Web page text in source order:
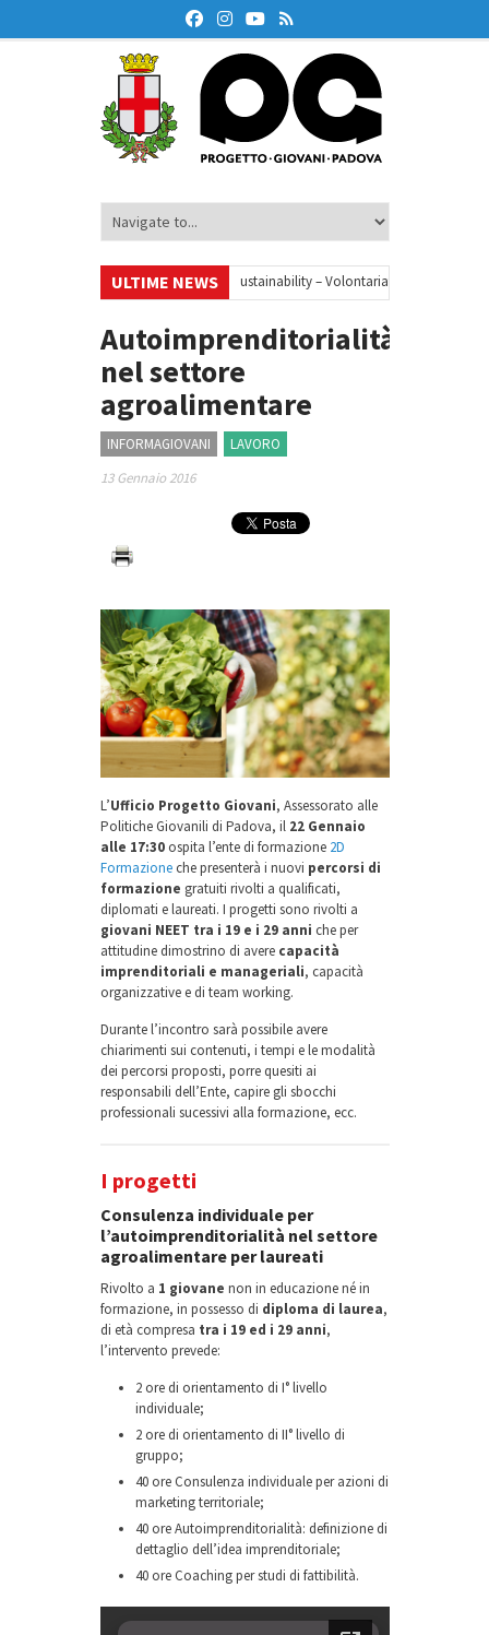
ULTIME NEWS
Your small steps towards sustainability – Volontariato europeo a Padova
finanziaria
• Oxford Debate Lab – Borse di studio 2026/27
Autoimprenditorialità
nel settore
agroalimentare
INFORMAGIOVANI
LAVORO
13 Gennaio 2016
L’Ufficio Progetto Giovani, Assessorato alle
Politiche Giovanili di Padova, il22 Gennaio
alle 17:30ospita l’ente di formazione 2D
Formazioneche presenterà i nuovi percorsi di
formazione gratuiti rivolti a qualificati,
diplomati e laureati. I progetti sono rivolti a
giovani NEET tra i 19 e i 29 anni che per
attitudine dimostrino di avere capacità
imprenditoriali e manageriali, capacità
organizzative e di team working.
Durante l’incontro sarà possibile avere
chiarimenti sui contenuti, i tempi e le modalità
dei percorsi proposti, porre quesiti ai
responsabili dell’Ente, capire gli sbocchi
professionali sucessivi alla formazione, ecc.
I progetti
Consulenza individuale per
l’autoimprenditorialità nel settore
agroalimentare per laureati
Rivolto a 1 giovane non in educazione né in
formazione, in possesso di diploma di laurea,
di età compresa tra i 19 ed i 29 anni,
l’intervento prevede:
2 ore di orientamento di I° livello
individuale;
2 ore di orientamento di II° livello di
gruppo;
40 ore Consulenza individuale per azioni di
marketing territoriale;
40 ore Autoimprenditorialità: definizione di
dettaglio dell’idea imprenditoriale;
40 ore Coaching per studi di fattibilità.